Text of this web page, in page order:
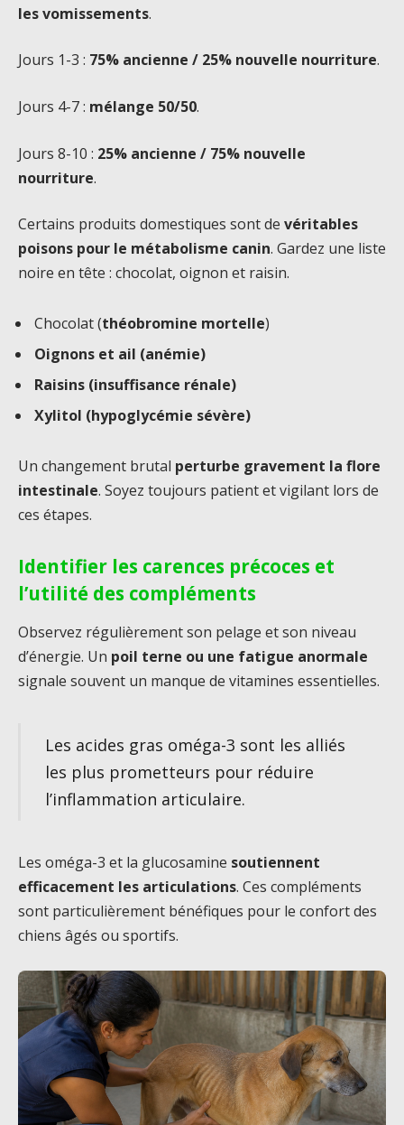
les vomissements.
Jours 1-3 : 75% ancienne / 25% nouvelle nourriture.
Jours 4-7 : mélange 50/50.
Jours 8-10 : 25% ancienne / 75% nouvelle
nourriture.
Certains produits domestiques sont de véritables
poisons pour le métabolisme canin. Gardez une liste
noire en tête : chocolat, oignon et raisin.
Chocolat (théobromine mortelle)
Oignons et ail (anémie)
Raisins (insuffisance rénale)
Xylitol (hypoglycémie sévère)
Un changement brutal perturbe gravement la flore
intestinale. Soyez toujours patient et vigilant lors de
ces étapes.
Identifier les carences précoces et
l’utilité des compléments
Observez régulièrement son pelage et son niveau
d’énergie. Un poil terne ou une fatigue anormale
signale souvent un manque de vitamines essentielles.
Les acides gras oméga-3 sont les alliés
les plus prometteurs pour réduire
l’inflammation articulaire.
Les oméga-3 et la glucosamine soutiennent
efficacement les articulations. Ces compléments
sont particulièrement bénéfiques pour le confort des
chiens âgés ou sportifs.